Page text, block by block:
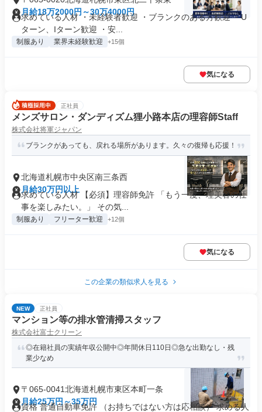
月給18万2000円～30万4000円
求めている人材 ・未経験者歓迎 ・ブランクのある方歓迎 ・U
ターン、Iターン歓迎 ・安...
制服あり 業界未経験歓迎 +15個
気になる
正社員
メンズサロン・ダンディズム狸小路本店の理容師Staff
株式会社将軍ジャパン
ブランクがあっても、戻れる場所があります。久々の復帰も応援！
北海道札幌市中央区南三条西
月給30万円以上
求めている人材 【必須】理容師免許 「もう一度、理美容の仕
事を楽しみたい。」 その気...
制服あり フリーター歓迎 +12個
気になる
この企業の類似求人を見る
NEW 正社員
マンション等の排水管清掃スタッフ
株式会社富士クリーン
◎在籍社員の実績年収公開中◎年間休日110日◎急な出勤なし・残
業少なめ
〒065-0041北海道札幌市東区本町一条
月給25万円～35万円
資格 普通自動車免許 （お持ちではない方は応相談） 求める人